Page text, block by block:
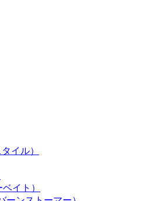
イル）
イト）